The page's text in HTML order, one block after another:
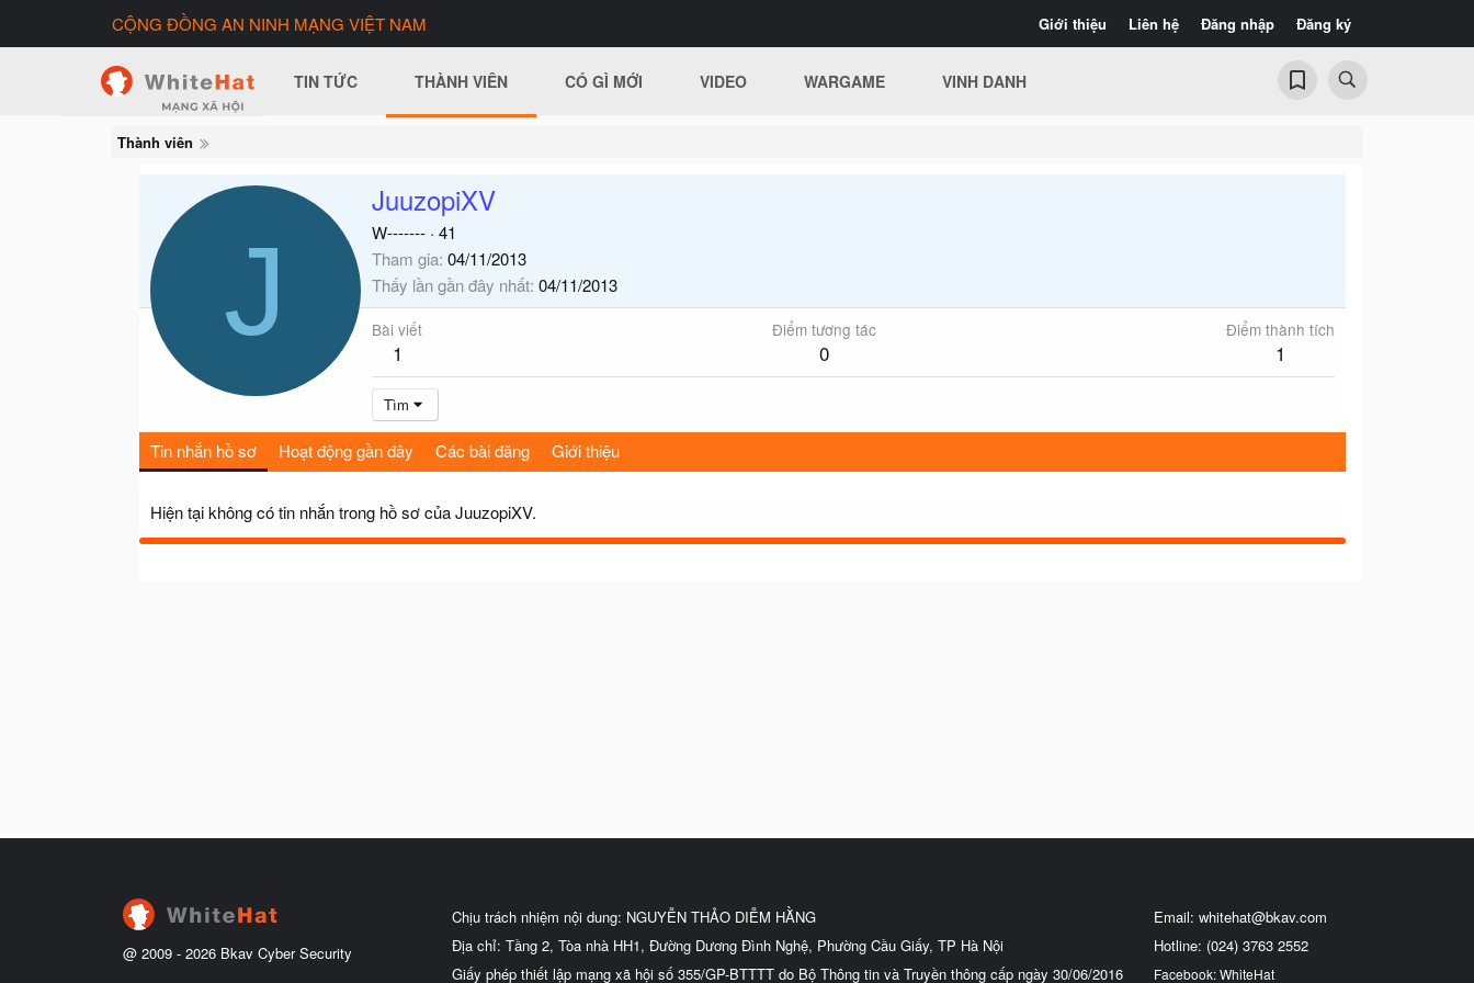
Giới thiệu Liên hệ Đăng nhập Đăng ký
CỘNG ĐỒNG AN NINH MẠNG VIỆT NAM
TIN TỨC THÀNH VIÊN CÓ GÌ MỚI VIDEO WARGAME VINH DANH
Thành viên
J
JuuzopiXV
W------- · 41
Tham gia 04/11/2013
Thấy lần gần đây nhất 04/11/2013
Bài viết
1
Điểm tương tác
0
Điểm thành tích
1
Tìm
Tin nhắn hồ sơ Hoạt động gần đây Các bài đăng Giới thiệu
Hiện tại không có tin nhắn trong hồ sơ của JuuzopiXV.
@ 2009 - 2026 Bkav Cyber Security
Chịu trách nhiệm nội dung: NGUYỄN THẢO DIỄM HẰNG
Địa chỉ: Tầng 2, Tòa nhà HH1, Đường Dương Đình Nghệ, Phường Cầu Giấy, TP Hà Nội
Giấy phép thiết lập mạng xã hội số 355/GP-BTTTT do Bộ Thông tin và Truyền thông cấp ngày 30/06/2016
Email: whitehat@bkav.com
Hotline: (024) 3763 2552
Facebook: WhiteHat